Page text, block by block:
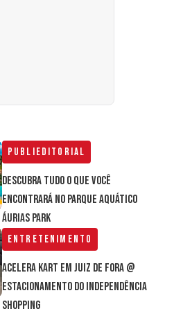
Publieditorial
Descubra tudo o que você
encontrará no parque aquático
Áurias Park
Entretenimento
Acelera Kart em Juiz de Fora @
estacionamento do Independência
Shopping